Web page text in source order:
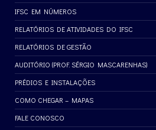
IFSC EM NÚMEROS
RELATÓRIOS DE ATIVIDADES DO IFSC
RELATÓRIOS DE GESTÃO
AUDITÓRIO (PROF. SÉRGIO MASCARENHAS)
PRÉDIOS E INSTALAÇÕES
COMO CHEGAR – MAPAS
FALE CONOSCO